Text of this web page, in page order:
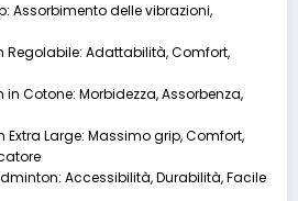
Assorbimento delle vibrazioni,
Adattabilità, Comfort,
Cotone: Morbidezza, Assorbenza,
Extra Large: Massimo grip, Comfort,
Accessibilità, Durabilità, Facile